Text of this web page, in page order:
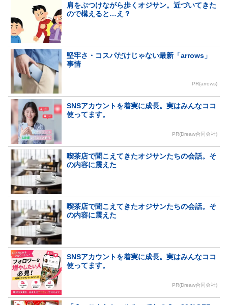
肩をぶつけながら歩くオジサン。近づいてきた
ので構えると…え？
堅牢さ・コスパだけじゃない最新「arrows」
事情
PR(arrows)
SNSアカウントを着実に成長。実はみんなココ
使ってます。
PR(Dreaw合同会社)
喫茶店で聞こえてきたオジサンたちの会話。そ
の内容に震えた
喫茶店で聞こえてきたオジサンたちの会話。そ
の内容に震えた
SNSアカウントを着実に成長。実はみんなココ
使ってます。
PR(Dreaw合同会社)